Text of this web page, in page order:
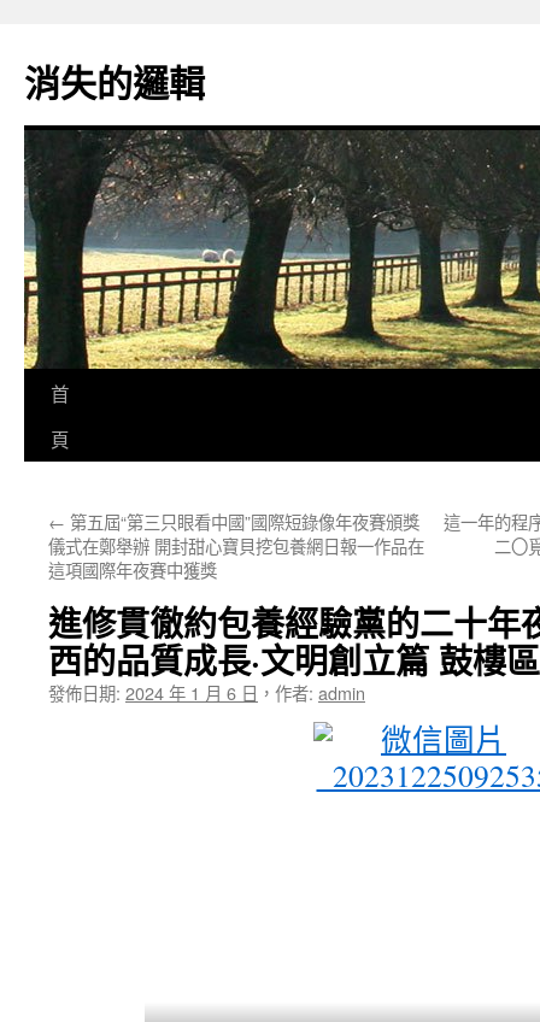
主
要
消失的邏輯
首
頁
← 第五屆“第三只眼看中國”國際短錄像年夜賽頒獎
儀式在鄭舉辦 開封甜心寶貝挖包養網日報一作品在
這項國際年夜賽中獲獎
這一年的程
二〇
進修貫徹約包養經驗黨的二十年
西的品質成長·文明創立篇 鼓樓
發佈日期: 2024 年 1 月 6 日 ， 作者: admin